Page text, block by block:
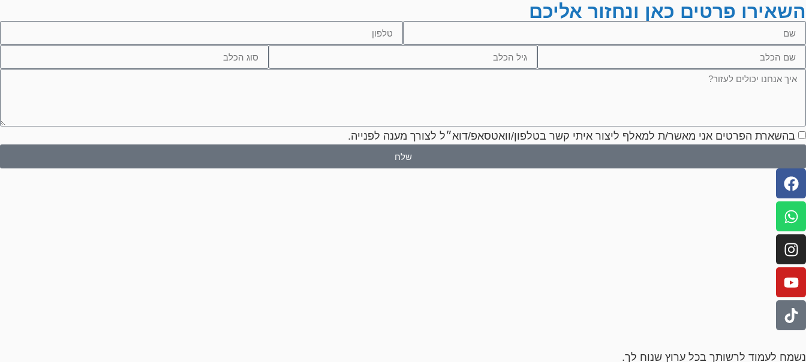
השאירו פרטים כאן ונחזור אליכם
בהשארת הפרטים אני מאשר/ת למאלף ליצור איתי קשר בטלפון/וואטסאפ/דוא״ל לצורך מענה לפנייה.
שלח
נשמח לעמוד לרשותך בכל ערוץ שנוח לך.